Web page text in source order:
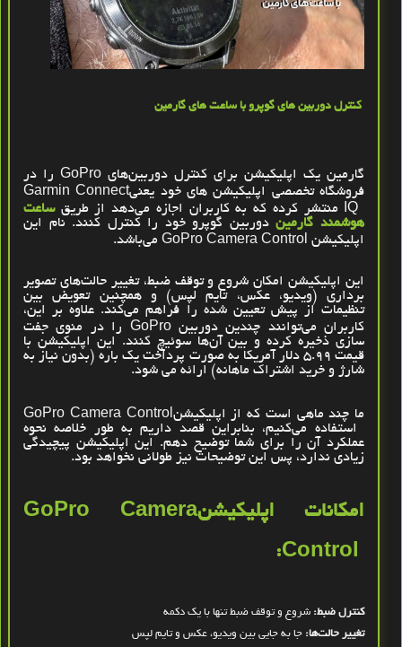
کنترل دوربین های گوپرو با ساعت‌ های گارمین
گارمین یک اپلیکیشن برای کنترل دوربین‌های GoPro را در
فروشگاه تخصصی اپلیکیشن های خود یعنیGarmin Connect
IQ منتشر کرده که به کاربران اجازه می‌دهد از طریقساعت
هوشمند گارمیندوربین گوپرو خود را کنترل کنند. نام این
اپلیکیشن GoPro Camera Control می‌باشد.
این اپلیکیشن امکان شروع و توقف ضبط، تغییر حالت‌های تصویر
برداری (ویدیو، عکس، تایم ‌لپس) و همچنین تعویض بین
تنظیمات از پیش تعیین ‌شده را فراهم می‌کند. علاوه بر این،
کاربران می‌توانند چندین دوربین GoPro
را در منوی جفت
‌سازی ذخیره کرده و بین آن‌ها سوئیچ کنند. این اپلیکیشن با
قیمت ۵.۹۹ دلار آمریکا به‌ صورت پرداخت یک ‌باره (بدون نیاز به
شارژ و خرید اشتراک ماهانه) ارائه می ‌شود.
ما چند ماهی است که از اپلیکیشنGoPro Camera Control
استفاده می‌کنیم، بنابراین قصد داریم به ‌طور خلاصه نحوه
عملکرد آن را برای شما توضیح دهم. این اپلیکیشن پیچیدگی
زیادی ندارد، پس این توضیحات نیز طولانی نخواهد بود.
امکانات اپلیکیشنGoPro Camera
Control
:
کنترل ضبط: شروع و توقف ضبط تنها با یک دکمه
تغییر حالت‌ها: جا به ‌جایی بین ویدیو، عکس و تایم ‌لپس